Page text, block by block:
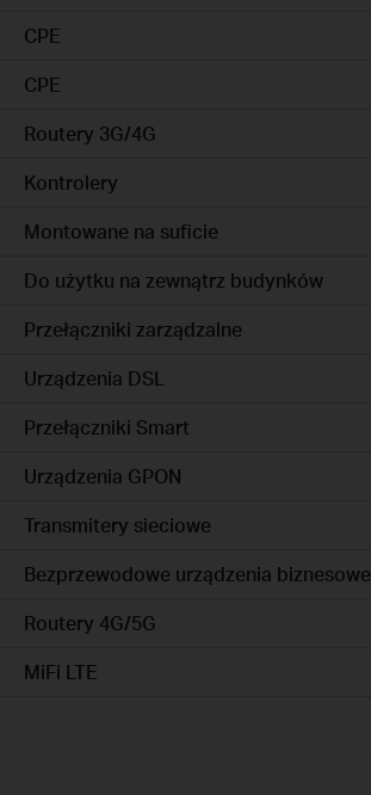
CPE
CPE
Routery 3G/4G
Kontrolery
Montowane na suficie
Do użytku na zewnątrz budynków
Przełączniki zarządzalne
Urządzenia DSL
Przełączniki Smart
Urządzenia GPON
Transmitery sieciowe
Bezprzewodowe urządzenia biznesowe
Routery 4G/5G
MiFi LTE